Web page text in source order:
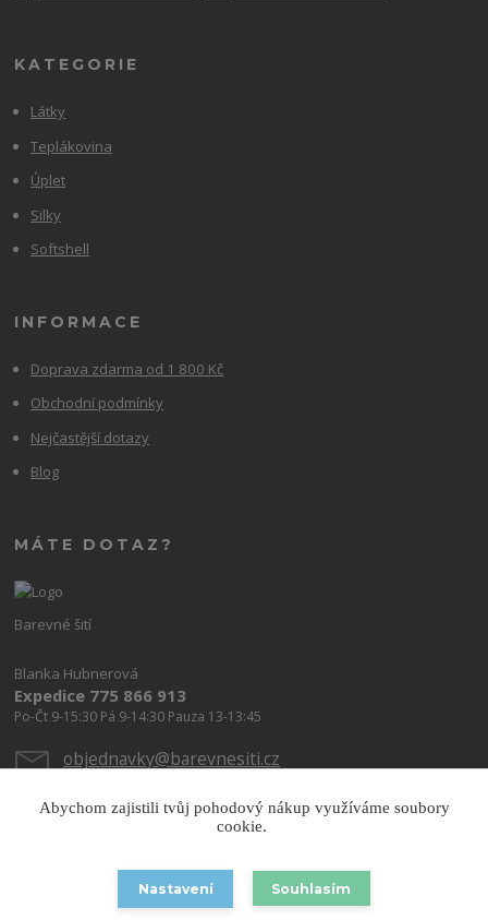
KATEGORIE
Látky
Teplákovina
Úplet
Silky
Softshell
INFORMACE
Doprava zdarma od 1 800 Kč
Obchodní podmínky
Nejčastější dotazy
Blog
MÁTE DOTAZ?
Barevné šití
Blanka Hubnerová
Expedice 775 866 913
Po-Čt 9-15:30 Pá 9-14:30 Pauza 13-13:45
objednavky@barevnesiti.cz
Abychom zajistili tvůj pohodový nákup využíváme soubory
cookie.
Nastavení Souhlasím